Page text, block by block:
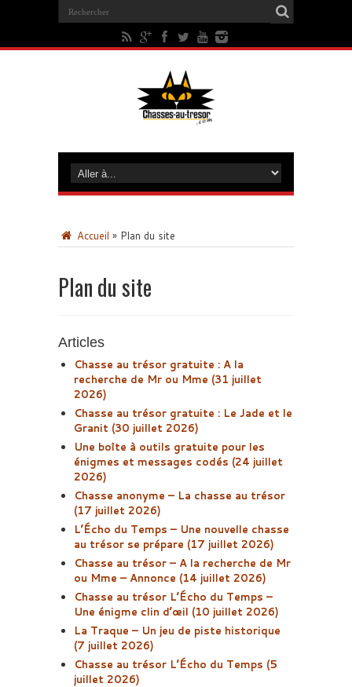
Accueil » Plan du site
Plan du site
Articles
Chasse au trésor gratuite : A la
recherche de Mr ou Mme (31 juillet
2026)
Chasse au trésor gratuite : Le Jade et le
Granit (30 juillet 2026)
Une boîte à outils gratuite pour les
énigmes et messages codés (24 juillet
2026)
Chasse anonyme – La chasse au trésor
(17 juillet 2026)
L’Écho du Temps – Une nouvelle chasse
au trésor se prépare (17 juillet 2026)
Chasse au trésor – A la recherche de Mr
ou Mme – Annonce (14 juillet 2026)
Chasse au trésor L’Écho du Temps –
Une énigme clin d’œil (10 juillet 2026)
La Traque – Un jeu de piste historique
(7 juillet 2026)
Chasse au trésor L’Écho du Temps (5
juillet 2026)